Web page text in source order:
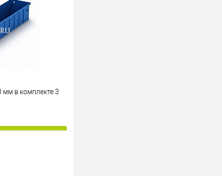
Под заказ
в комплекте 3